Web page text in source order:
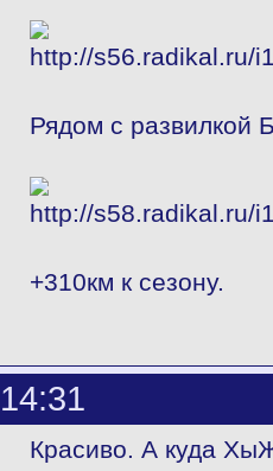
Рядом с развилкой
+310км к сезону.
Красиво. А куда